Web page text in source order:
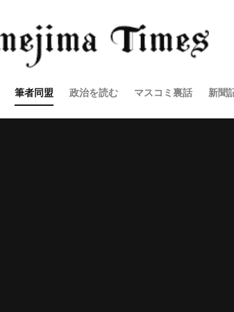
筆者同盟 政治を読む マスコミ裏話 新聞